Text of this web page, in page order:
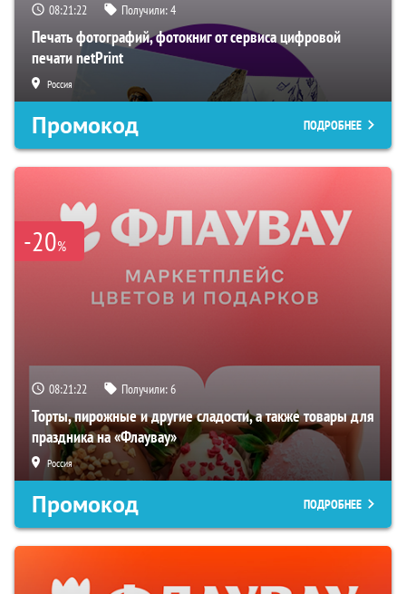
08:21:21 Получили:4
Печать фотографий, фотокниг от сервиса цифровой
печати netPrint
Россия
Промокод ПОДРОБНЕЕ
-20%
08:21:21 Получили:6
Торты, пирожные и другие сладости, а также товары для
праздника на «Флаувау»
Россия
Промокод ПОДРОБНЕЕ